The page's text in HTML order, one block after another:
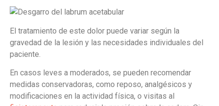
El tratamiento de este dolor puede variar según la
gravedad de la lesión y las necesidades individuales del
paciente.
En casos leves a moderados, se pueden recomendar
medidas conservadoras, como reposo, analgésicos y
modificaciones en la actividad física, o visitas al